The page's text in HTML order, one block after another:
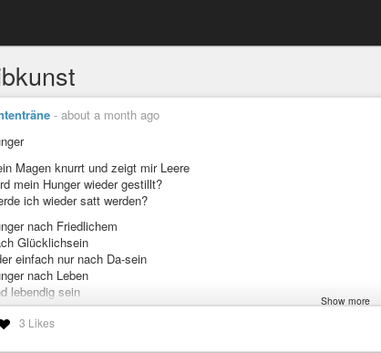
- about a month ago
Magen knurrt und zeigt mir Leere
mein Hunger wieder gestillt?
ich wieder satt werden?
nach Friedlichem
Glücklichsein
einfach nur nach Da-sein
nach Leben
lebendig sein
nach Werten sowieso
bleibt mir im Hals stecken
Show more
3 Likes